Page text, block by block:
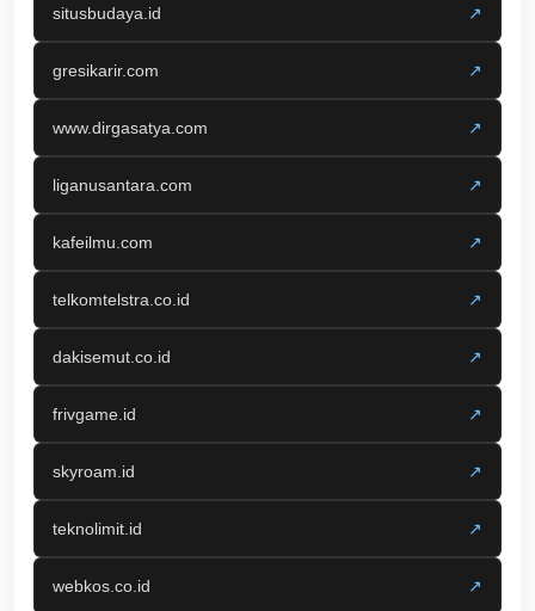
situsbudaya.id ↗
gresikarir.com ↗
www.dirgasatya.com ↗
liganusantara.com ↗
kafeilmu.com ↗
telkomtelstra.co.id ↗
dakisemut.co.id ↗
frivgame.id ↗
skyroam.id ↗
teknolimit.id ↗
webkos.co.id ↗